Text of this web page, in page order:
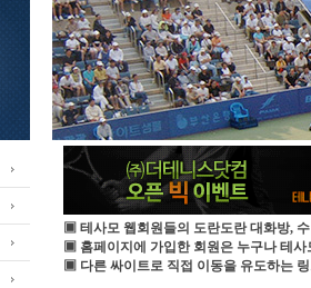
▣ 테사모 웹회원들의 도란도란 대화방,
▣ 홈페이지에 가입한 회원은 누구나 테사
▣ 다른 싸이트로 직접 이동을 유도하는